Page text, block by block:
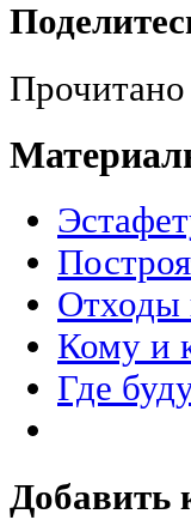
Прочитано
Отходы
Кому и
Где
Добавить